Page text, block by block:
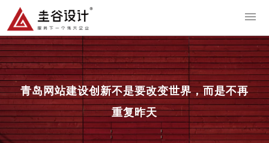
青岛网站建设创新不是要改变世界，而是不再
重复昨天